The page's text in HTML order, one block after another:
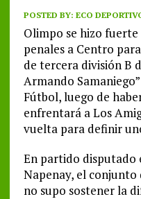
POSTED BY: ECO
Olimpo se hizo
penales a Centro
de tercera división B
Armando
Fútbol, luego de
enfrentará a Los
vuelta para definir
En partido disputado
Napenay, el
no supo sostener la